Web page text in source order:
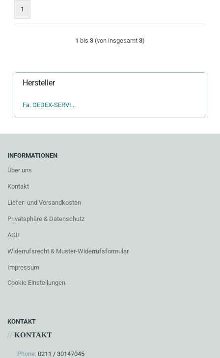
1
1 bis 3 (von insgesamt 3)
Hersteller
Fa. GEDEX-SERVI...
INFORMATIONEN
Über uns
Kontakt
Liefer- und Versandkosten
Privatsphäre & Datenschutz
AGB
Widerrufsrecht & Muster-Widerrufsformular
Impressum
Cookie Einstellungen
KONTAKT
// KONTAKT
Phone: 0211 / 30147045